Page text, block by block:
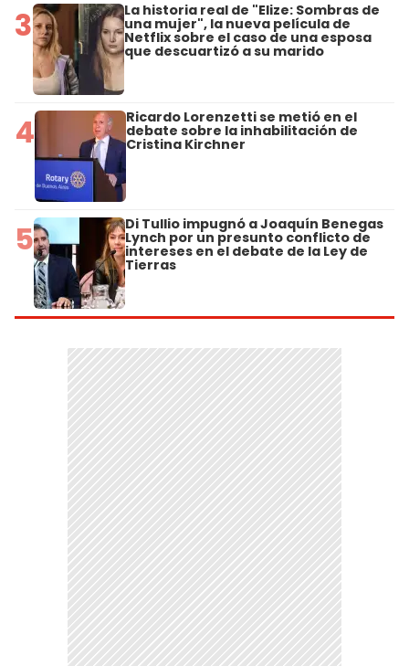
3 La historia real de "Elize: Sombras de
una mujer", la nueva película de
Netflix sobre el caso de una esposa
que descuartizó a su marido
4 Ricardo Lorenzetti se metió en el
debate sobre la inhabilitación de
Cristina Kirchner
5 Di Tullio impugnó a Joaquín Benegas
Lynch por un presunto conflicto de
intereses en el debate de la Ley de
Tierras